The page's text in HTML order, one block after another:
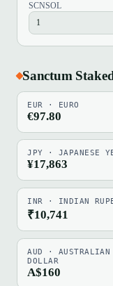
SCNSOL
Sanctum
EUR · EURO
€97.80
JPY · JAPANESE
¥17,863
INR · INDIAN
₹10,741
AUD · AUSTRALIAN
DOLLAR
A$160